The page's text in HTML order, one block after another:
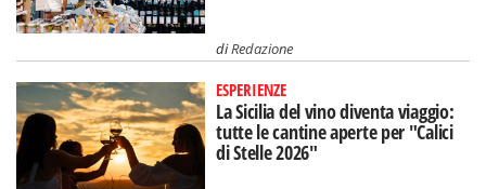
diRedazione
ESPERIENZE
La Sicilia del vino diventa viaggio:
tutte le cantine aperte per "Calici
di Stelle 2026"